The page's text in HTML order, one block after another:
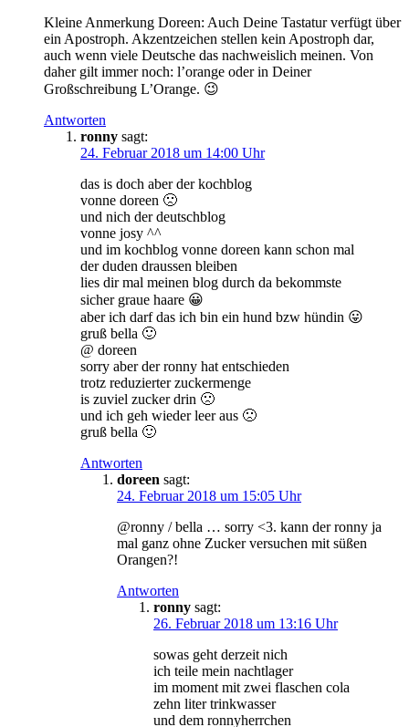
Kleine Anmerkung Doreen: Auch Deine Tastatur verfügt über
ein Apostroph. Akzentzeichen stellen kein Apostroph dar,
auch wenn viele Deutsche das nachweislich meinen. Von
daher gilt immer noch: l’orange oder in Deiner
Großschreibung L’Orange. 😉
Antworten
ronny sagt:
24. Februar 2018 um 14:00 Uhr
das is doch aber der kochblog
vonne doreen 🙁
und nich der deutschblog
vonne josy ^^
und im kochblog vonne doreen kann schon mal
der duden draussen bleiben
lies dir mal meinen blog durch da bekommste
sicher graue haare 😀
aber ich darf das ich bin ein hund bzw hündin 😛
gruß bella 🙂
@ doreen
sorry aber der ronny hat entschieden
trotz reduzierter zuckermenge
is zuviel zucker drin 🙁
und ich geh wieder leer aus 🙁
gruß bella 🙂
Antworten
doreen sagt:
24. Februar 2018 um 15:05 Uhr
@ronny / bella … sorry <3. kann der ronny ja
mal ganz ohne Zucker versuchen mit süßen
Orangen?!
Antworten
ronny sagt:
26. Februar 2018 um 13:16 Uhr
sowas geht derzeit nich
ich teile mein nachtlager
im moment mit zwei flaschen cola
zehn liter trinkwasser
und dem ronnyherrchen